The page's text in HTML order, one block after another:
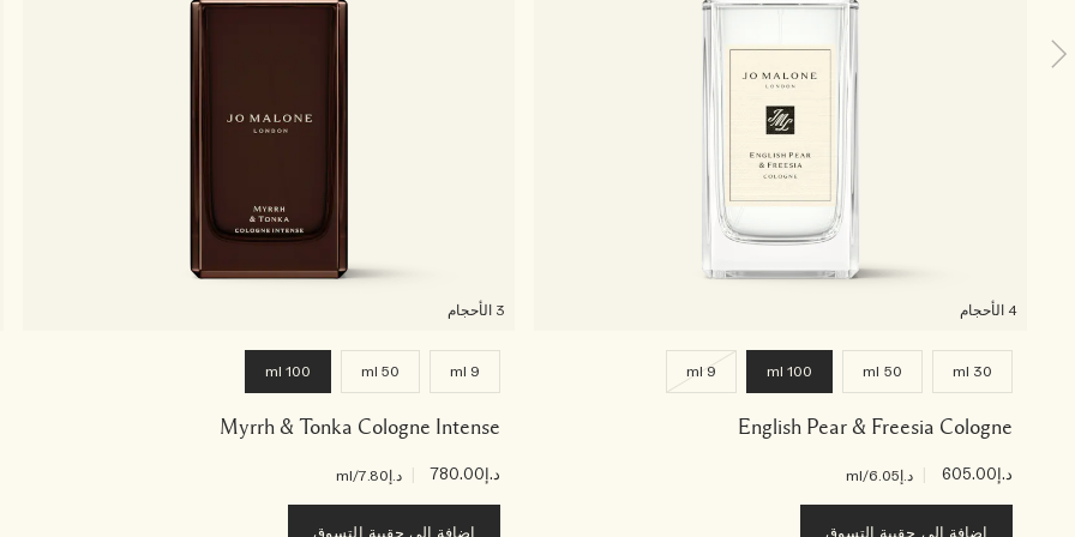
4 الأحجام
30 ml
50 ml
100 ml
9 ml
English Pear & Freesia Cologne
د.إ605.00 د.إ6.05 /ml
3 الأحجام
9 ml
50 ml
100 ml
Myrrh & Tonka Cologne Intense
د.إ780.00 د.إ7.80 /ml